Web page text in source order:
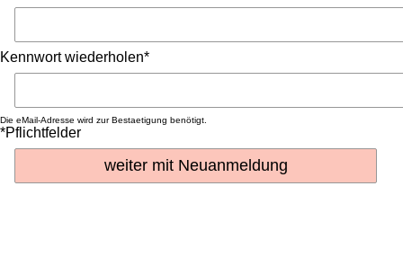
Kennwort wiederholen*
Die eMail-Adresse wird zur Bestaetigung benötigt.
*Pflichtfelder